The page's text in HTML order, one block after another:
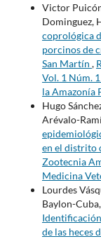
Victor
Dominguez,
coprológica
porcinos de
San Martín ,
Vol. 1 Núm.
la Amazonía
Hugo
Arévalo-
en el distrito
Zootecnia
Medicina
Lourdes
Baylon-
de las heces